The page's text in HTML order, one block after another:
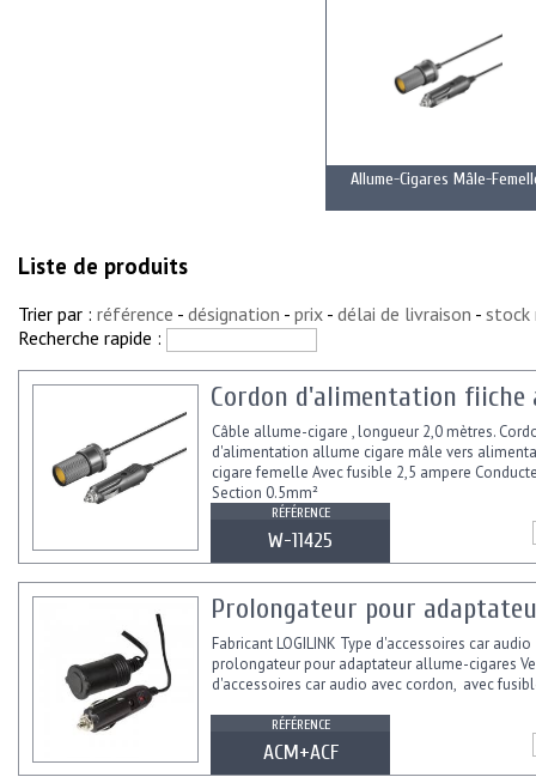
Allume-Cigares Mâle-
Liste de produits
Trier par : référence - désignation - prix - délai de livraison - stock
Recherche rapide :
Cordon d'alimentation fiiche
Câble allume-cigare , longueur 2,0 mètres.
d'alimentation allume cigare mâle vers
cigare femelle Avec fusible 2,5 ampere
Section 0.5mm²
RÉFÉRENCE
W-11425
Prolongateur pour
Fabricant LOGILINK Type d'accessoires car audio
prolongateur pour adaptateur allume-cigares
d'accessoires car audio avec cordon, avec
RÉFÉRENCE
ACM+ACF